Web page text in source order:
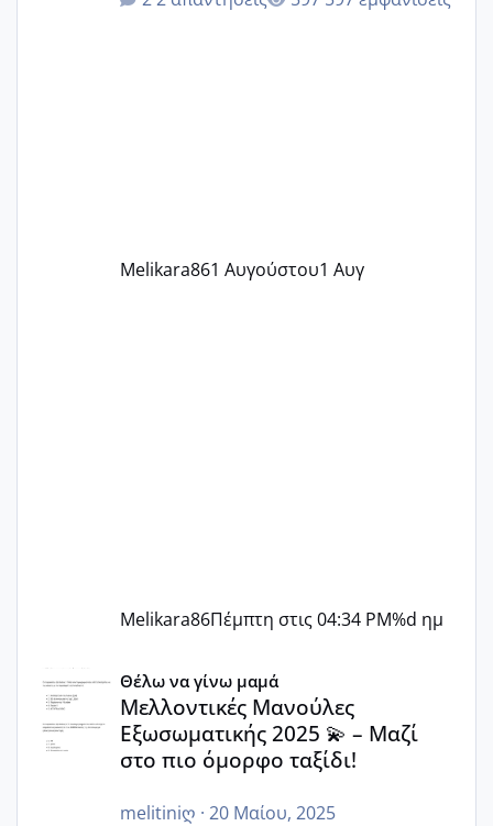
δεν χάνω εύκολα! Προσπαθώ για ακόμη
Melikara861 Αυγούστου1 Αυγ
Melikara86Πέμπτη στις 04:34 PM%d ημ
Μελλοντικές Μανούλες Εξωσωματικής 2025 💫 – Μαζί
Θέλω να γίνω μαμά
Μελλοντικές Μανούλες
Εξωσωματικής 2025 💫 – Μαζί
στο πιο όμορφο ταξίδι!
melitiniღ · 20 Μαίου, 2025